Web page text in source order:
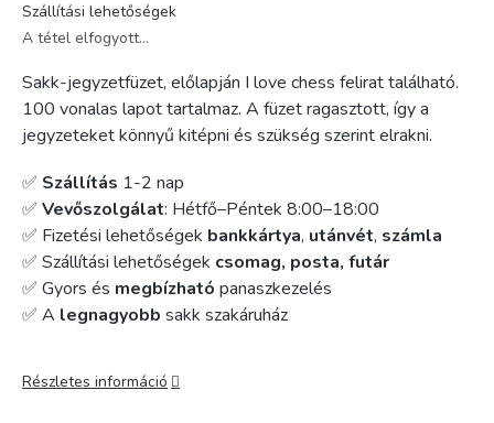
Szállítási lehetőségek
A tétel elfogyott…
Sakk-jegyzetfüzet, előlapján I love chess felirat található.
100 vonalas lapot tartalmaz. A füzet ragasztott, így a
jegyzeteket könnyű kitépni és szükség szerint elrakni.
✅ Szállítás 1-2 nap
✅ Vevőszolgálat: Hétfő–Péntek 8:00–18:00
✅ Fizetési lehetőségek bankkártya, utánvét, számla
✅ Szállítási lehetőségek csomag, posta, futár
✅ Gyors és megbízható panaszkezelés
✅ A legnagyobb sakk szakáruház
Részletes információ